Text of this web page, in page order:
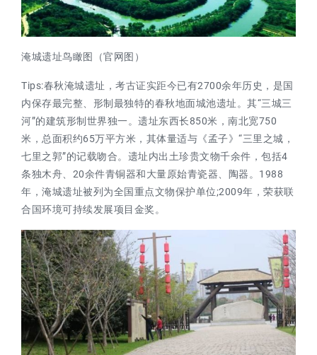
淹城遗址鸟瞰图（官网图）
Tips:春秋淹城遗址，考古证实距今已有2700余年历史，是国
内保存最完整、形制最独特的春秋地面城池遗址。其“三城三
河”的建筑形制世界独一。遗址东西长850米，南北宽750
米，总面积约65万平方米，其体量适与《孟子》“三里之城，
七里之郭”的记载吻合。遗址内出土珍贵文物千余件，包括4
条独木舟、20余件青铜器和大量原始青瓷器、陶器。1988
年，淹城遗址被列为全国重点文物保护单位;2009年，荣获联
合国环境可持续发展项目金奖。